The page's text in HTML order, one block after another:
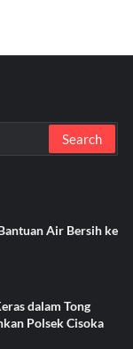
Air Bersih ke
dalam Tong
Polsek Cisoka